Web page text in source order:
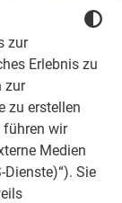
zur
Erlebnis zu
zur
zu erstellen
führen wir
Medien
Dienste)“). Sie